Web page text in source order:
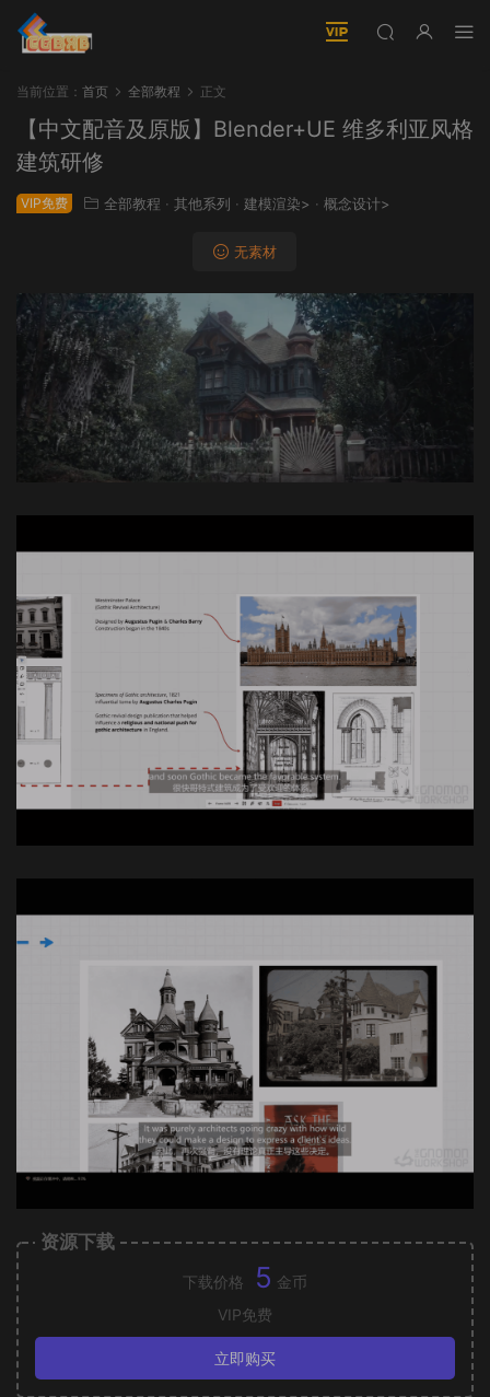
当前位置： 首页 全部教程 正文
【中文配音及原版】Blender+UE 维多利亚风格
建筑研修
VIP免费 全部教程 · 其他系列 · 建模渲染> · 概念设计>
无素材
资源下载
下载价格 5 金币
VIP免费
立即购买